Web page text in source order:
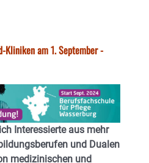
Kliniken am 1. September -
Interessierte aus mehr
und Dualen
medizinischen und